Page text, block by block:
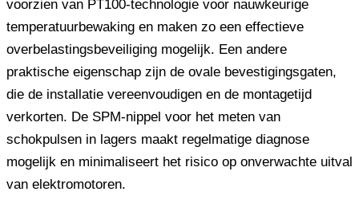
voorzien van PT100-technologie voor nauwkeurige
temperatuurbewaking en maken zo een effectieve
overbelastingsbeveiliging mogelijk. Een andere
praktische eigenschap zijn de ovale bevestigingsgaten,
die de installatie vereenvoudigen en de montagetijd
verkorten. De SPM-nippel voor het meten van
schokpulsen in lagers maakt regelmatige diagnose
mogelijk en minimaliseert het risico op onverwachte uitval
van elektromotoren.